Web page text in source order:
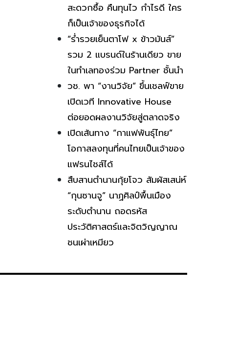
สะดวกซื้อ คืนทุนไว กำไรดี ใคร
ก็เป็นเจ้าของธุรกิจได้
“ร่ำรวยเย็นตาโฟ x ข้าวมันส์”
รวม 2 แบรนด์ในร้านเดียว ขาย
ในทำเลทองร่วม Partner ชั้นนำ
วช. พา “งานวิจัย” ขึ้นเชลฟ์ขาย
เปิดเวที Innovative House
ต่อยอดผลงานวิจัยสู่ตลาดจริง
เปิดเส้นทาง “กาแฟพันธุ์ไทย”
โอกาสลงทุนที่คนไทยเป็นเจ้าของ
แฟรนไชส์ได้
สืบสานตำนานกุ้ยโจว สัมผัสเสน่ห์
“กุนซานจู” นาฏศิลป์พื้นเมือง
ระดับตำนาน ถอดรหัส
ประวัติศาสตร์และจิตวิญญาณ
ชนเผ่าเหมียว